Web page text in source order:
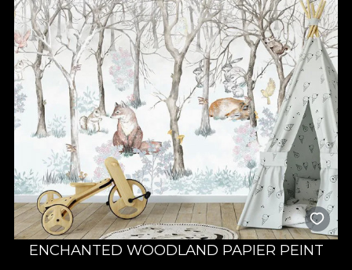
ENCHANTED WOODLAND PAPIER PEINT